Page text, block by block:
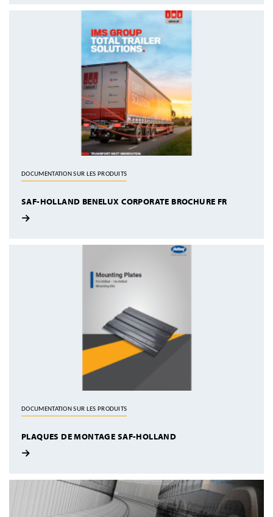
DOCUMENTATION SUR LES PRODUITS
SAF-HOLLAND BENELUX CORPORATE BROCHURE FR
DOCUMENTATION SUR LES PRODUITS
PLAQUES DE MONTAGE SAF-HOLLAND